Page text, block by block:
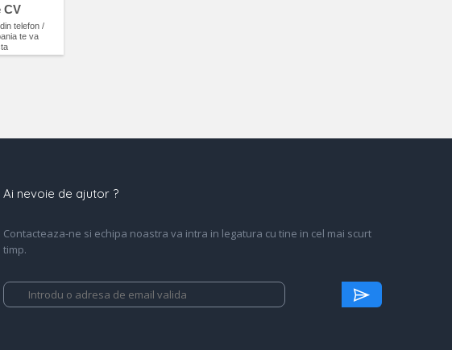
CV
telefon /
te va
Ai nevoie de ajutor ?
Contacteaza-ne si echipa noastra va intra in legatura cu tine in cel mai scurt
timp.